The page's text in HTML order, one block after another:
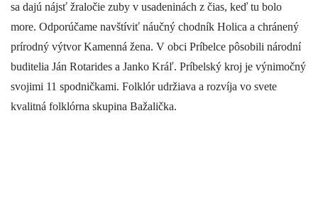
sa dajú nájsť žraločie zuby v usadeninách z čias, keď tu bolo
more. Odporúčame navštíviť náučný chodník Holica a chránený
prírodný výtvor Kamenná žena. V obci Príbelce pôsobili národní
buditelia Ján Rotarides a Janko Kráľ. Príbelský kroj je výnimočný
svojimi 11 spodničkami. Folklór udržiava a rozvíja vo svete
kvalitná folklórna skupina Bažalička.